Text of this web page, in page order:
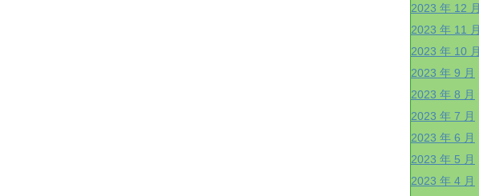
2023 年 12 月
2023 年 11 月
2023 年 10 月
2023 年 9 月
2023 年 8 月
2023 年 7 月
2023 年 6 月
2023 年 5 月
2023 年 4 月